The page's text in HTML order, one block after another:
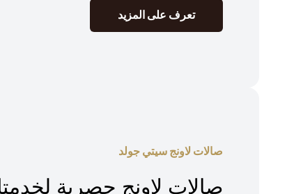
تعرف على المزيد
صالات لاونج سيتي جولد
صالات لاونج حصرية